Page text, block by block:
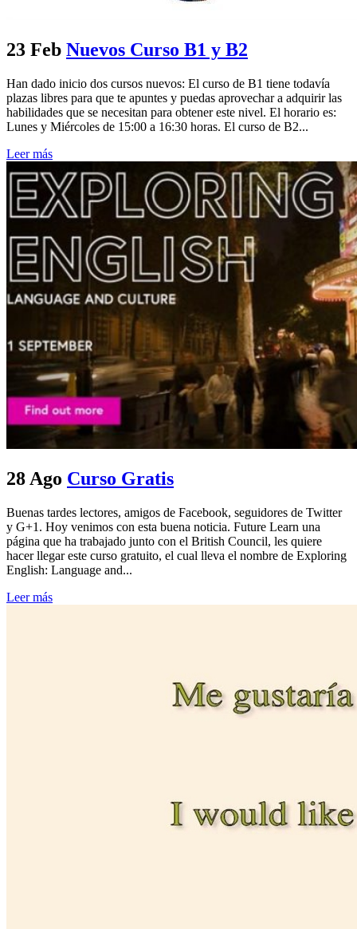
23 Feb Nuevos Curso B1 y B2
Han dado inicio dos cursos nuevos: El curso de B1 tiene todavía
plazas libres para que te apuntes y puedas aprovechar a adquirir las
habilidades que se necesitan para obtener este nivel. El horario es:
Lunes y Miércoles de 15:00 a 16:30 horas. El curso de B2...
Leer más
28 Ago Curso Gratis
Buenas tardes lectores, amigos de Facebook, seguidores de Twitter
y G+1. Hoy venimos con esta buena noticia. Future Learn una
página que ha trabajado junto con el British Council, les quiere
hacer llegar este curso gratuito, el cual lleva el nombre de Exploring
English: Language and...
Leer más